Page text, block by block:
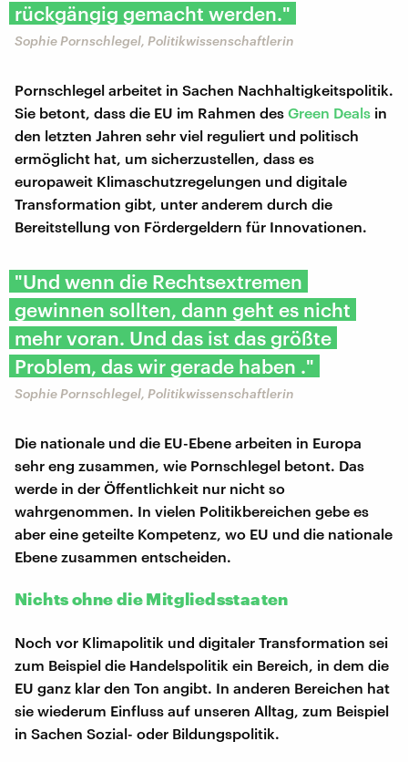
rückgängig gemacht werden."
Sophie Pornschlegel, Politikwissenschaftlerin
Pornschlegel arbeitet in Sachen Nachhaltigkeitspolitik.
Sie betont, dass die EU im Rahmen des Green Deals in
den letzten Jahren sehr viel reguliert und politisch
ermöglicht hat, um sicherzustellen, dass es
europaweit Klimaschutzregelungen und digitale
Transformation gibt, unter anderem durch die
Bereitstellung von Fördergeldern für Innovationen.
"Und wenn die Rechtsextremen
gewinnen sollten, dann geht es nicht
mehr voran. Und das ist das größte
Problem, das wir gerade haben ."
Sophie Pornschlegel, Politikwissenschaftlerin
Die nationale und die EU-Ebene arbeiten in Europa
sehr eng zusammen, wie Pornschlegel betont. Das
werde in der Öffentlichkeit nur nicht so
wahrgenommen. In vielen Politikbereichen gebe es
aber eine geteilte Kompetenz, wo EU und die nationale
Ebene zusammen entscheiden.
Nichts ohne die Mitgliedsstaaten
Noch vor Klimapolitik und digitaler Transformation sei
zum Beispiel die Handelspolitik ein Bereich, in dem die
EU ganz klar den Ton angibt. In anderen Bereichen hat
sie wiederum Einfluss auf unseren Alltag, zum Beispiel
in Sachen Sozial- oder Bildungspolitik.